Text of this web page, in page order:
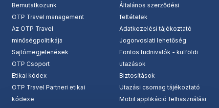
Bemutatkozunk
OTP Travel management
Az OTP Travel
minőségpolitikája
Sajtómegjelenések
OTP Csoport
Etikai kódex
OTP Travel Partneri etikai
kódexe
Általános szerződési
feltételek
Adatkezelési tájékoztató
Jogorvoslati lehetőség
Fontos tudnivalók - külföldi
utazások
Biztosítások
Utazási csomag tájékoztató
Mobil applikáció felhasználási